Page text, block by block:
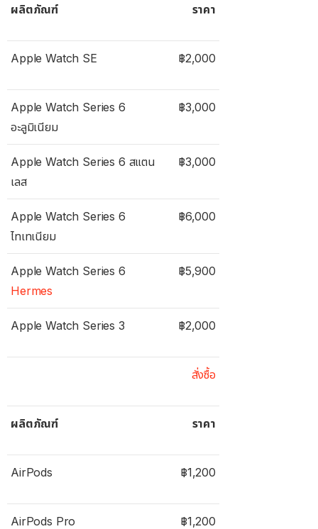
ผลิตภัณฑ์ ราคา
Apple Watch SE ฿2,000
Apple Watch Series 6
อะลูมิเนียม
฿3,000
Apple Watch Series 6 สแตน
เลส
฿3,000
Apple Watch Series 6
ไทเทเนียม
฿6,000
Apple Watch Series 6
Hermes
฿5,900
Apple Watch Series 3 ฿2,000
สั่งซื้อ
ผลิตภัณฑ์ ราคา
AirPods ฿1,200
AirPods Pro ฿1,200